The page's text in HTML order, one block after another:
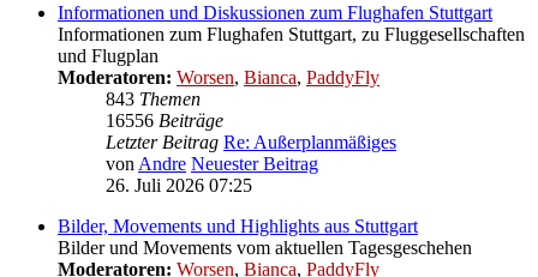
Informationen und Diskussionen zum Flughafen Stuttgart
Informationen zum Flughafen Stuttgart, zu Fluggesellschaften
und Flugplan
Moderatoren: Worsen, Bianca, PaddyFly
843 Themen
16556 Beiträge
Letzter Beitrag Re: Außerplanmäßiges
von Andre Neuester Beitrag
26. Juli 2026 07:25
Bilder, Movements und Highlights aus Stuttgart
Bilder und Movements vom aktuellen Tagesgeschehen
Moderatoren: Worsen, Bianca, PaddyFly